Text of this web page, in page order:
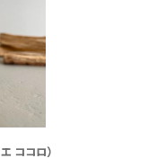
ココロ）